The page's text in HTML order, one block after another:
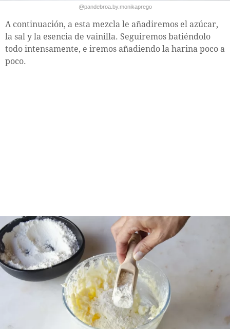
@pandebroa.by.monikaprego
A continuación, a esta mezcla le añadiremos el azúcar,
la sal y la esencia de vainilla. Seguiremos batiéndolo
todo intensamente, e iremos añadiendo la harina poco a
poco.